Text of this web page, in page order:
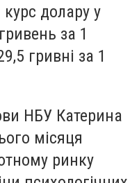
долару у
за 1
гривні за 1
НБУ Катерина
місяця
ринку